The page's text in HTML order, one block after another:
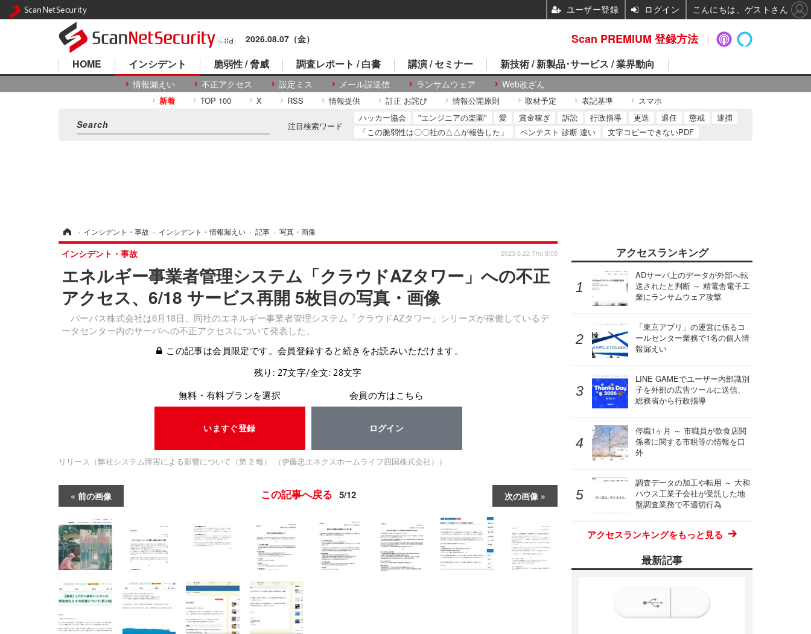
2026.08.07（金）
HOME インシデント
情報漏えい 不正アクセス 設定ミス メール誤送信 ランサムウェア Web改ざん
脆弱性 / 脅威 調査レポート / 白書 講演 / セミナー 新技術 / 新製品･サービス / 業界動向
新着 TOP 100 X RSS 情報提供 訂正 お詫び 情報公開原則 取材予定 表記基準 スマホ
注目検索ワード
ハッカー協会 "エンジニアの楽園" 愛 賞金稼ぎ 訴訟 行政指導 更迭 退任 懲戒
逮捕
「この脆弱性は〇〇社の△△が報告した」
ペンテスト 診断 違い 文字コピーできないPDF
› インシデント・事故 › インシデント・情報漏えい › 記事 › 写真・画像
エネルギー事業者管理システム「クラウドAZタワー」への不正
アクセス、6/18 サービス再開 5枚目の写真・画像
パーパス株式会社は6月18日、同社のエネルギー事業者管理システム「クラウドAZタワー」シリーズが稼働しているデ
ータセンター内のサーバへの不正アクセスについて発表した。
インシデント・事故 2023.6.22 Thu 8:05
この記事は会員限定です。会員登録すると続きをお読みいただけます。
残り: 27文字/全文: 28文字
無料・有料プランを選択
いますぐ登録
会員の方はこちら
ログイン
リリース（弊社システム障害による影響について（第 2 報） （伊藤忠エネクスホームライフ四国株式会社））
前の画像 次の画像
この記事へ戻る 5/12
アクセスランキング
ADサーバ上のデータが外部へ転
送されたと判断 ～ 精電舎電子工
業にランサムウェア攻撃
「東京アプリ」の運営に係るコ
ールセンター業務で1名の個人情
報漏えい
LINE GAMEでユーザー内部識別
子を外部の広告ツールに送信、
総務省から行政指導
停職1ヶ月 ～ 市職員が飲食店関
係者に関する市税等の情報を口
外
調査データの加工や転用 ～ 大和
ハウス工業子会社が受託した地
盤調査業務で不適切行為
アクセスランキングをもっと見る
最新記事
Scan PREMIUM 登録方法
ScanNetSecurity ユーザー登録 ログイン こんにちは、ゲストさん